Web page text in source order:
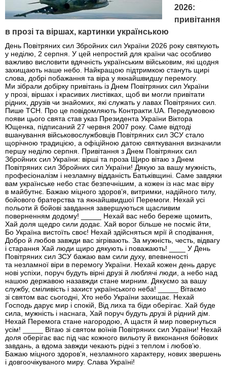
2026:
привітання
в прозі та віршах, картинки українською
День Повітряних сил Збройних сил України 2026 року святкують
у неділю, 2 серпня. У цей непростий для країни час особливо
важливо висловити вдячність українським військовим, які щодня
захищають наше небо. Найкращою підтримкою стануть щирі
слова, добрі побажання та віра у якнайшвидшу перемогу.
Ми зібрали добірку привітань із Днем Повітряних сил України
у прозі, віршах і красивих листівках, щоб ви могли привітати
рідних, друзів чи знайомих, які служать у лавах Повітряних сил.
Пише ТСН. Про це повідомляють Контракти.UA. Передумовою
появи цього свята став указ Президента України Віктора
Ющенка, підписаний 27 червня 2007 року. Саме відтоді
вшанування військовослужбовців Повітряних сил ЗСУ стало
щорічною традицією, а офіційною датою святкування визначили
першу неділю серпня. Привітання з Днем Повітряних сил
Збройних сил України: вірші та проза Щиро вітаю з Днем
Повітряних сил Збройних сил України! Дякую за вашу мужність,
професіоналізм і незламну відданість Батьківщині. Саме завдяки
вам українське небо стає безпечнішим, а кожен із нас має віру
в майбутнє. Бажаю міцного здоров’я, витримки, надійного тилу,
бойового братерства та якнайшвидшої Перемоги. Нехай усі
польоти й бойові завдання завершуються щасливим
поверненням додому! _____ Нехай вас небо береже щомить,
Хай доля щедро сили додає. Хай ворог більше не посміє йти,
Бо Україна вистоїть своє! Нехай здійсняться мрії й сподівання,
Добро й любов завжди вас зігрівають. За мужність, честь, відвагу
і старання Хай люди щиро дякують і поважають! ____ У День
Повітряних сил ЗСУ бажаю вам сили духу, впевненості
та незламної віри в перемогу України. Нехай кожен день дарує
нові успіхи, поруч будуть вірні друзі й люблячі люди, а небо над
нашою державою назавжди стане мирним. Дякуємо за вашу
службу, сміливість і захист українського неба! _____ Вітаємо
зі святом вас сьогодні, Хто небо України захищає. Нехай
Господь дарує мир і спокій, Від лиха та біди оберігає. Хай буде
сила, мужність і наснага, Хай поруч будуть друзі й рідний дім.
Нехай Перемога стане нагородою, А щастя й мир повернуться
усім! _____ Вітаю зі святом воїнів Повітряних сил України! Нехай
доля оберігає вас під час кожного вильоту й виконання бойових
завдань, а вдома завжди чекають рідні з теплом і любов’ю.
Бажаю міцного здоров’я, незламного характеру, нових звершень
і довгоочікуваного миру. Слава Україні!